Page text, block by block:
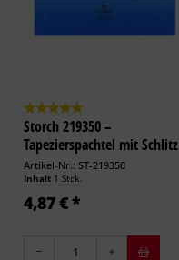
Storch 219350 –
Tapezierspachtel mit Schlitz
24 cm
Artikel-Nr.: ST-219350
Inhalt 1 Stck.
4,87 € *